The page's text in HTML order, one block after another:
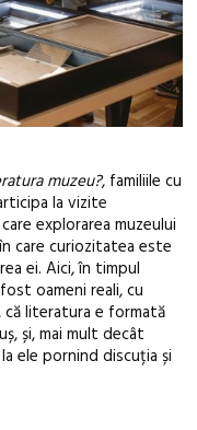
muzeu?, familiile cu
la vizite
explorarea muzeului
care curiozitatea este
ei. Aici, în timpul
oameni reali, cu
literatura e formată
și, mai mult decât
ele pornind discuția și